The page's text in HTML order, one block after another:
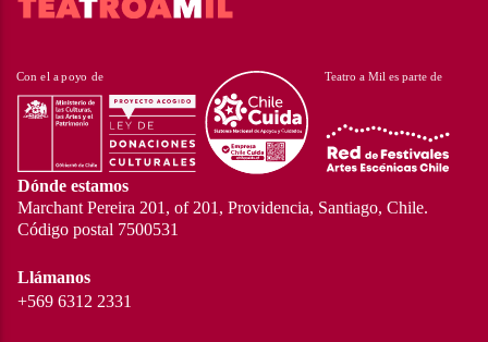
Dónde estamos
Marchant Pereira 201, of 201, Providencia, Santiago, Chile.
Código postal 7500531
Llámanos
+569 6312 2331